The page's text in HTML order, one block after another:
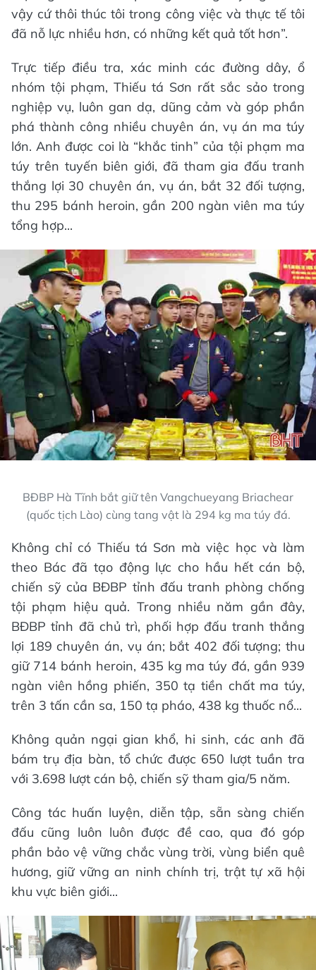
vậy cứ thôi thúc tôi trong công việc và thực tế tôi
đã nỗ lực nhiều hơn, có những kết quả tốt hơn”.
Trực tiếp điều tra, xác minh các đường dây, ổ
nhóm tội phạm, Thiếu tá Sơn rất sắc sảo trong
nghiệp vụ, luôn gan dạ, dũng cảm và góp phần
phá thành công nhiều chuyên án, vụ án ma túy
lớn. Anh được coi là “khắc tinh” của tội phạm ma
túy trên tuyến biên giới, đã tham gia đấu tranh
thắng lợi 30 chuyên án, vụ án, bắt 32 đối tượng,
thu 295 bánh heroin, gần 200 ngàn viên ma túy
tổng hợp...
BĐBP Hà Tĩnh bắt giữ tên Vangchueyang Briachear
(quốc tịch Lào) cùng tang vật là 294 kg ma túy đá.
Không chỉ có Thiếu tá Sơn mà việc học và làm
theo Bác đã tạo động lực cho hầu hết cán bộ,
chiến sỹ của BĐBP tỉnh đấu tranh phòng chống
tội phạm hiệu quả. Trong nhiều năm gần đây,
BĐBP tỉnh đã chủ trì, phối hợp đấu tranh thắng
lợi 189 chuyên án, vụ án; bắt 402 đối tượng; thu
giữ 714 bánh heroin, 435 kg ma túy đá, gần 939
ngàn viên hồng phiến, 350 tạ tiền chất ma túy,
trên 3 tấn cần sa, 150 tạ pháo, 438 kg thuốc nổ...
Không quản ngại gian khổ, hi sinh, các anh đã
bám trụ địa bàn, tổ chức được 650 lượt tuần tra
với 3.698 lượt cán bộ, chiến sỹ tham gia/5 năm.
Công tác huấn luyện, diễn tập, sẵn sàng chiến
đấu cũng luôn luôn được đề cao, qua đó góp
phần bảo vệ vững chắc vùng trời, vùng biển quê
hương, giữ vững an ninh chính trị, trật tự xã hội
khu vực biên giới...